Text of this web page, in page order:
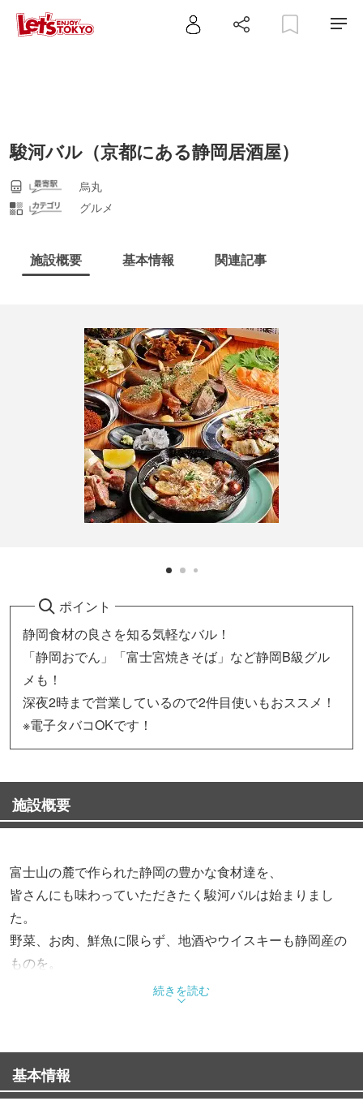
駿河バル（京都にある静岡居酒屋）
烏丸
グルメ
施設概要 基本情報 関連記事
ポイント
静岡食材の良さを知る気軽なバル！
「静岡おでん」「富士宮焼きそば」など静岡B級グル
メも！
深夜2時まで営業しているので2件目使いもおススメ！
※電子タバコOKです！
施設概要
富士山の麓で作られた静岡の豊かな食材達を、
皆さんにも味わっていただきたく駿河バルは始まりまし
た。
野菜、お肉、鮮魚に限らず、地酒やウイスキーも静岡産の
ものを。
今日は静岡県へ旅行に来たような、楽しい夜をお過ごしく
◆生産者さんに会って、気に入ったものだけ使用
富士山の水で養殖された「紅富士」や田子の浦のしらす、
ルイビトン(LYB豚)や富士の鶏など、こだわりの食材だけを
続きを読む
基本情報